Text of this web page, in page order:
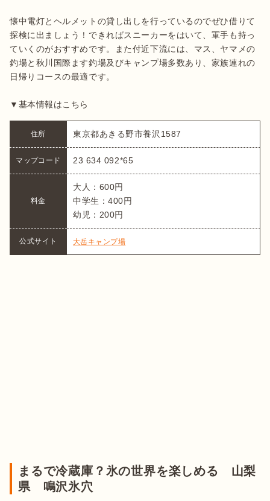
懐中電灯とヘルメットの貸し出しを行っているのでぜひ借りて
探検に出ましょう！できればスニーカーをはいて、軍手も持っ
ていくのがおすすめです。また付近下流には、マス、ヤマメの
釣場と秋川国際ます釣場及びキャンプ場多数あり、家族連れの
日帰りコースの最適です。
▼基本情報はこちら
住所 東京都あきる野市養沢1587
マップコード 23 634 092*65
料金
大人：600円
中学生：400円
幼児：200円
公式サイト 大岳キャンプ場
まるで冷蔵庫？氷の世界を楽しめる 山梨
県 鳴沢氷穴